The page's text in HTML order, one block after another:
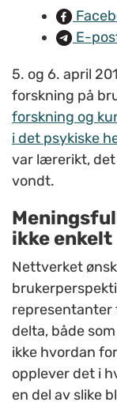
E-
5. og 6. april
forskning på
forskning og
i det psykiske
var lærerikt, det
vondt.
ikke enkelt
Nettverket
representanter
delta, både
ikke hvordan
opplever det i
en del av slike